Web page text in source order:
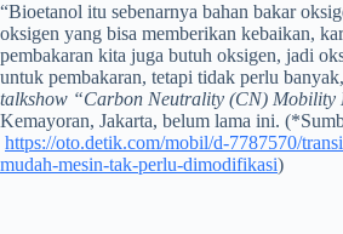
“Bioetanol itu sebenarnya bahan bakar
oksigen yang bisa memberikan kebaikan,
pembakaran kita juga butuh oksigen, jadi
untuk pembakaran, tetapi tidak perlu
talkshow “Carbon Neutrality (CN) Mobility
Kemayoran, Jakarta, belum lama ini.
https://oto.detik.com/mobil/d-7787570/
mudah-mesin-tak-perlu-dimodifikasi)